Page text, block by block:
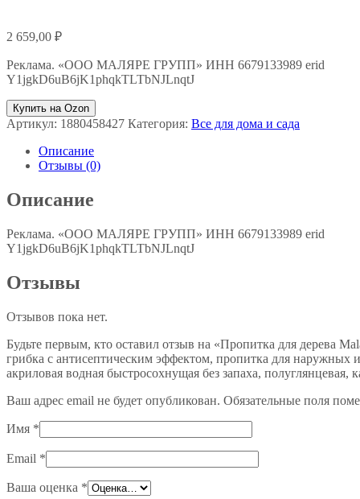
2 659,00 ₽
Реклама. «ООО МАЛЯРЕ ГРУПП» ИНН 6679133989 erid
Y1jgkD6uB6jK1phqkTLTbNJLnqtJ
Купить на Ozon
Артикул: 1880458427 Категория: Все для дома и сада
Описание
Отзывы (0)
Описание
Реклама. «ООО МАЛЯРЕ ГРУПП» ИНН 6679133989 erid
Y1jgkD6uB6jK1phqkTLTbNJLnqtJ
Отзывы
Отзывов пока нет.
Будьте первым, кто оставил отзыв на «Пропитка для дерева
грибка с антисептическим эффектом, пропитка для наружных
акриловая водная быстросохнущая без запаха, полуглянцевая,
Ваш адрес email не будет опубликован. Обязательные поля
Имя *
Email *
Ваша оценка *